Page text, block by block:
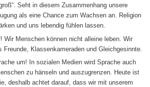
Seht in diesem Zusammenhang unsere
als eine Chance zum Wachsen an. Religion
und uns lebendig fühlen lassen.
Wir Menschen können nicht alleine leben. Wir
Freunde, Klassenkameraden und Gleichgesinnte.
um! In sozialen Medien wird Sprache auch
zu hänseln und auszugrenzen. Heute ist
deshalb achtet darauf, dass wir mit unserem